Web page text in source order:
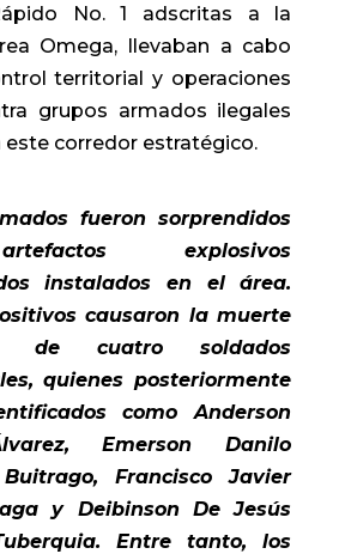
No. 1 adscritas a la
Omega, llevaban a cabo
territorial y operaciones
grupos armados ilegales
este corredor estratégico.
fueron sorprendidos
explosivos
instalados en el área.
causaron la muerte
de cuatro soldados
quienes posteriormente
como Anderson
Emerson Danilo
Francisco Javier
y Deibinson De Jesús
Entre tanto, los